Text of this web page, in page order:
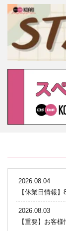
2026.08.04
【休業日情報
2026.08.03
【重要】お客